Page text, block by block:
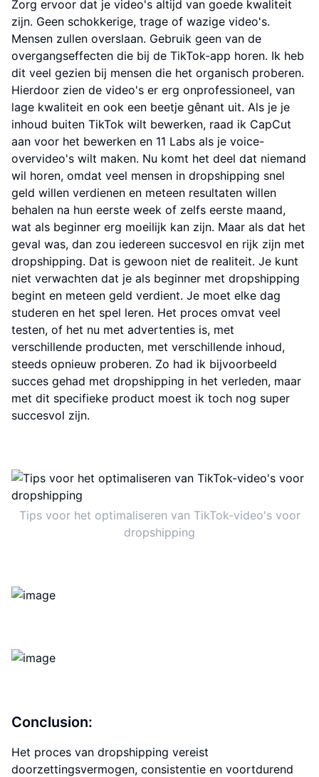
Zorg ervoor dat je video's altijd van goede kwaliteit
zijn. Geen schokkerige, trage of wazige video's.
Mensen zullen overslaan. Gebruik geen van de
overgangseffecten die bij de TikTok-app horen. Ik heb
dit veel gezien bij mensen die het organisch proberen.
Hierdoor zien de video's er erg onprofessioneel, van
lage kwaliteit en ook een beetje gênant uit. Als je je
inhoud buiten TikTok wilt bewerken, raad ik CapCut
aan voor het bewerken en 11 Labs als je voice-
overvideo's wilt maken. Nu komt het deel dat niemand
wil horen, omdat veel mensen in dropshipping snel
geld willen verdienen en meteen resultaten willen
behalen na hun eerste week of zelfs eerste maand,
wat als beginner erg moeilijk kan zijn. Maar als dat het
geval was, dan zou iedereen succesvol en rijk zijn met
dropshipping. Dat is gewoon niet de realiteit. Je kunt
niet verwachten dat je als beginner met dropshipping
begint en meteen geld verdient. Je moet elke dag
studeren en het spel leren. Het proces omvat veel
testen, of het nu met advertenties is, met
verschillende producten, met verschillende inhoud,
steeds opnieuw proberen. Zo had ik bijvoorbeeld
succes gehad met dropshipping in het verleden, maar
met dit specifieke product moest ik toch nog super
succesvol zijn.
Tips voor het optimaliseren van TikTok-video's voor
dropshipping
Conclusion:
Het proces van dropshipping vereist
doorzettingsvermogen, consistentie en voortdurend